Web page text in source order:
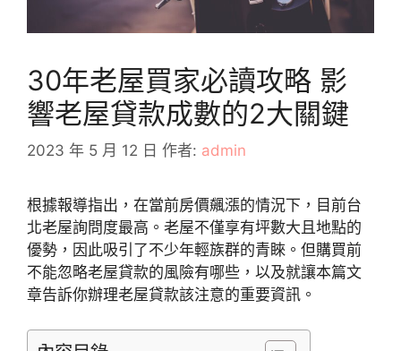
30年老屋買家必讀攻略 影
響老屋貸款成數的2大關鍵
2023 年 5 月 12 日 作者: admin
根據報導指出，在當前房價飆漲的情況下，目前台
北老屋詢問度最高。老屋不僅享有坪數大且地點的
優勢，因此吸引了不少年輕族群的青睞。但購買前
不能忽略老屋貸款的風險有哪些，以及就讓本篇文
章告訴你辦理老屋貸款該注意的重要資訊。